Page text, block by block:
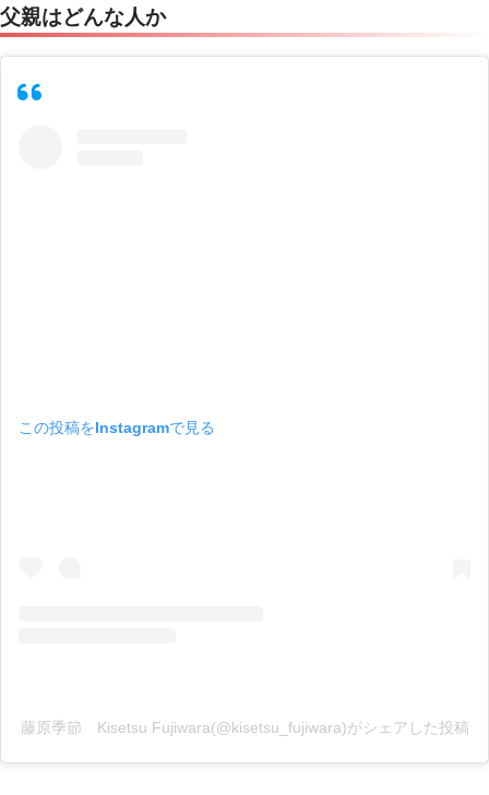
父親はどんな人か
この投稿をInstagramで見る
藤原季節 Kisetsu Fujiwara(@kisetsu_fujiwara)がシェアした投稿